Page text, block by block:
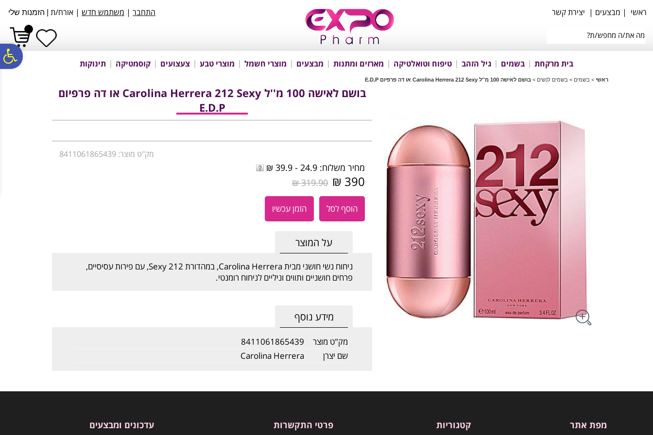
נגישות
אתר
המרכזי
ראשי | מבצעים | יצירת קשר התחבר | משתמש חדש | אורח/ת הזמנות שלי
בית מרקחת בשמים גיל הזהב טיפוח וטואלטיקה מארזים ומתנות מבצעים מוצרי חשמל מוצרי טבע צעצועים קוסמטיקה תינוקות
ראשי > בשמים > בשמים לנשים > בושם לאישה 100 מ''ל Carolina Herrera 212 Sexy או דה פרפיום E.D.P
בושם לאישה 100 מ''ל Carolina Herrera 212 Sexy או דה פרפיום
E.D.P
מק"ט מוצר: 8411061865439
מחיר משלוח: 24.9 - 39.9 ₪
390 ₪
319.90 ₪
הוסף לסל הזמן עכשיו
על המוצר
ניחוח נשי חושני מבית Carolina Herrera, במהדורת 212 Sexy, עם פירות עסיסיים,
פרחים חושניים ותווים וניליים לניחוח רומנטי.
מידע נוסף
מק"ט מוצר
8411061865439
שם יצרן
Carolina Herrera
מפת אתר קטגוריות פרטי התקשרות עדכונים ומבצעים